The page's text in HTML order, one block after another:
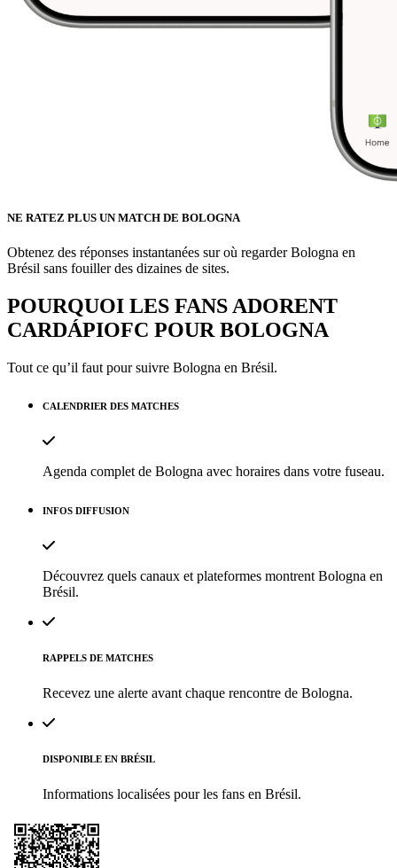
NE RATEZ PLUS UN MATCH DE BOLOGNA
Obtenez des réponses instantanées sur où regarder Bologna en
Brésil sans fouiller des dizaines de sites.
POURQUOI LES FANS ADORENT
CARDÁPIOFC POUR BOLOGNA
Tout ce qu’il faut pour suivre Bologna en Brésil.
CALENDRIER DES MATCHES
Agenda complet de Bologna avec horaires dans votre fuseau.
INFOS DIFFUSION
Découvrez quels canaux et plateformes montrent Bologna en
Brésil.
RAPPELS DE MATCHES
Recevez une alerte avant chaque rencontre de Bologna.
DISPONIBLE EN BRÉSIL
Informations localisées pour les fans en Brésil.